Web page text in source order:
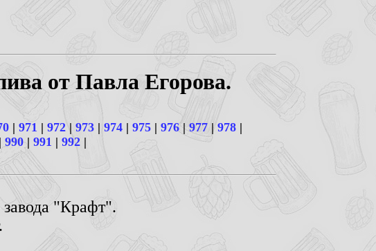
от Павла Егорова.
| 971 | 972 | 973 | 974 | 975 | 976| 977 | 978 |
| 990 | 991 | 992 |
"Крафт".